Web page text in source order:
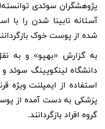
پژوهشگران سوئدی
آستانه نابینا شدن را با
شده از پوست خوک
به گزارش «بهپو» و به
دانشگاه لینکوپینگ سوئد
استفاده از ایمپلنت ویژه
پزشکی به دست آمده از
گروه افراد بازگردانند.